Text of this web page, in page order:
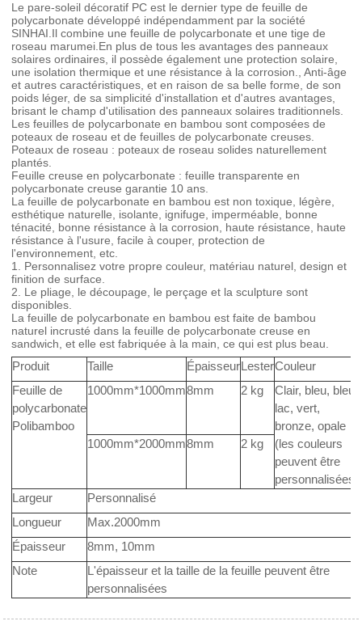
Le pare-soleil décoratif PC est le dernier type de feuille de
polycarbonate développé indépendamment par la société
SINHAI.Il combine une feuille de polycarbonate et une tige de
roseau marumei.En plus de tous les avantages des panneaux
solaires ordinaires, il possède également une protection solaire,
une isolation thermique et une résistance à la corrosion., Anti-âge
et autres caractéristiques, et en raison de sa belle forme, de son
poids léger, de sa simplicité d'installation et d'autres avantages,
brisant le champ d'utilisation des panneaux solaires traditionnels.
Les feuilles de polycarbonate en bambou sont composées de
poteaux de roseau et de feuilles de polycarbonate creuses.
Poteaux de roseau : poteaux de roseau solides naturellement
plantés.
Feuille creuse en polycarbonate : feuille transparente en
polycarbonate creuse garantie 10 ans.
La feuille de polycarbonate en bambou est non toxique, légère,
esthétique naturelle, isolante, ignifuge, imperméable, bonne
ténacité, bonne résistance à la corrosion, haute résistance, haute
résistance à l'usure, facile à couper, protection de
l'environnement, etc.
1. Personnalisez votre propre couleur, matériau naturel, design et
finition de surface.
2. Le pliage, le découpage, le perçage et la sculpture sont
disponibles.
La feuille de polycarbonate en bambou est faite de bambou
naturel incrusté dans la feuille de polycarbonate creuse en
sandwich, et elle est fabriquée à la main, ce qui est plus beau.
Produit Taille ÉpaisseurLesterCouleur
Feuille de
polycarbonate
Polibamboo
1000mm*1000mm8mm 2 kg
Clair, bleu, bleu
lac, vert,
bronze, opale
(les couleurs
peuvent être
personnalisées)
1000mm*2000mm8mm 2 kg
Largeur
Personnalisé
Longueur
Max.2000mm
Épaisseur
8mm, 10mm
Note
L'épaisseur et la taille de la feuille peuvent être
personnalisées